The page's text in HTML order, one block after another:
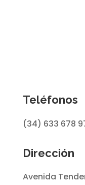
Teléfonos
(34) 633 678
Dirección
Avenida